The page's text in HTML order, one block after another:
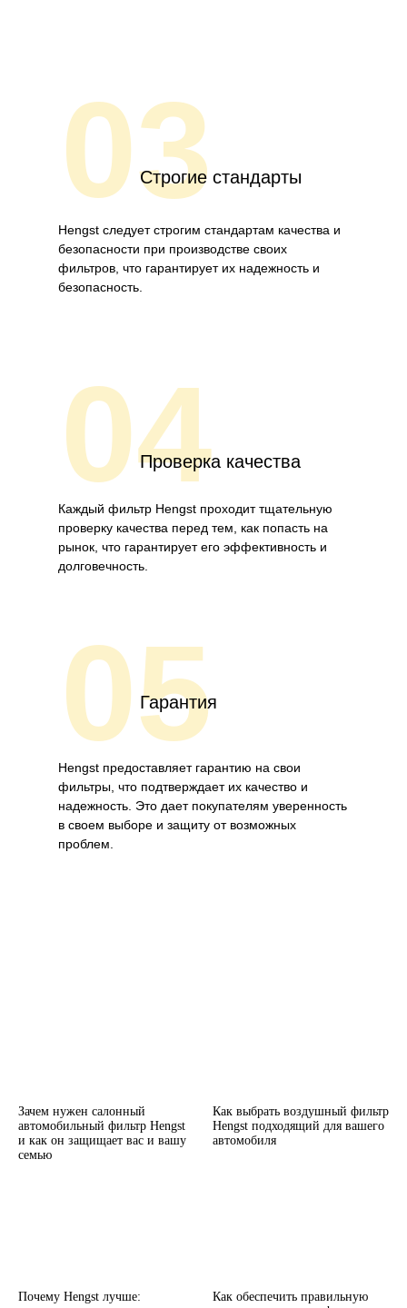
03Строгие стандарты
Hengst следует строгим стандартам качества и
безопасности при производстве своих
фильтров, что гарантирует их надежность и
безопасность.
04Проверка качества
Каждый фильтр Hengst проходит тщательную
проверку качества перед тем, как попасть на
рынок, что гарантирует его эффективность и
долговечность.
05
Гарантия
Hengst предоставляет гарантию на свои
фильтры, что подтверждает их качество и
надежность. Это дает покупателям уверенность
в своем выборе и защиту от возможных
проблем.
Зачем нужен салонный
автомобильный фильтр Hengst
и как он защищает вас и вашу
семью
Как выбрать воздушный фильтр
Hengst подходящий для вашего
автомобиля
Почему Hengst лучше:
Как обеспечить правильную